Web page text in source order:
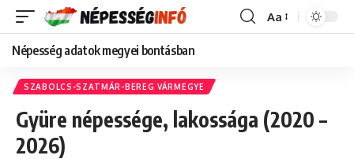
Font
Aa
Népesség adatok megyei bontásban
SZABOLCS-SZATMÁR-BEREG VÁRMEGYE
Gyüre népessége, lakossága (2020 –
2026)